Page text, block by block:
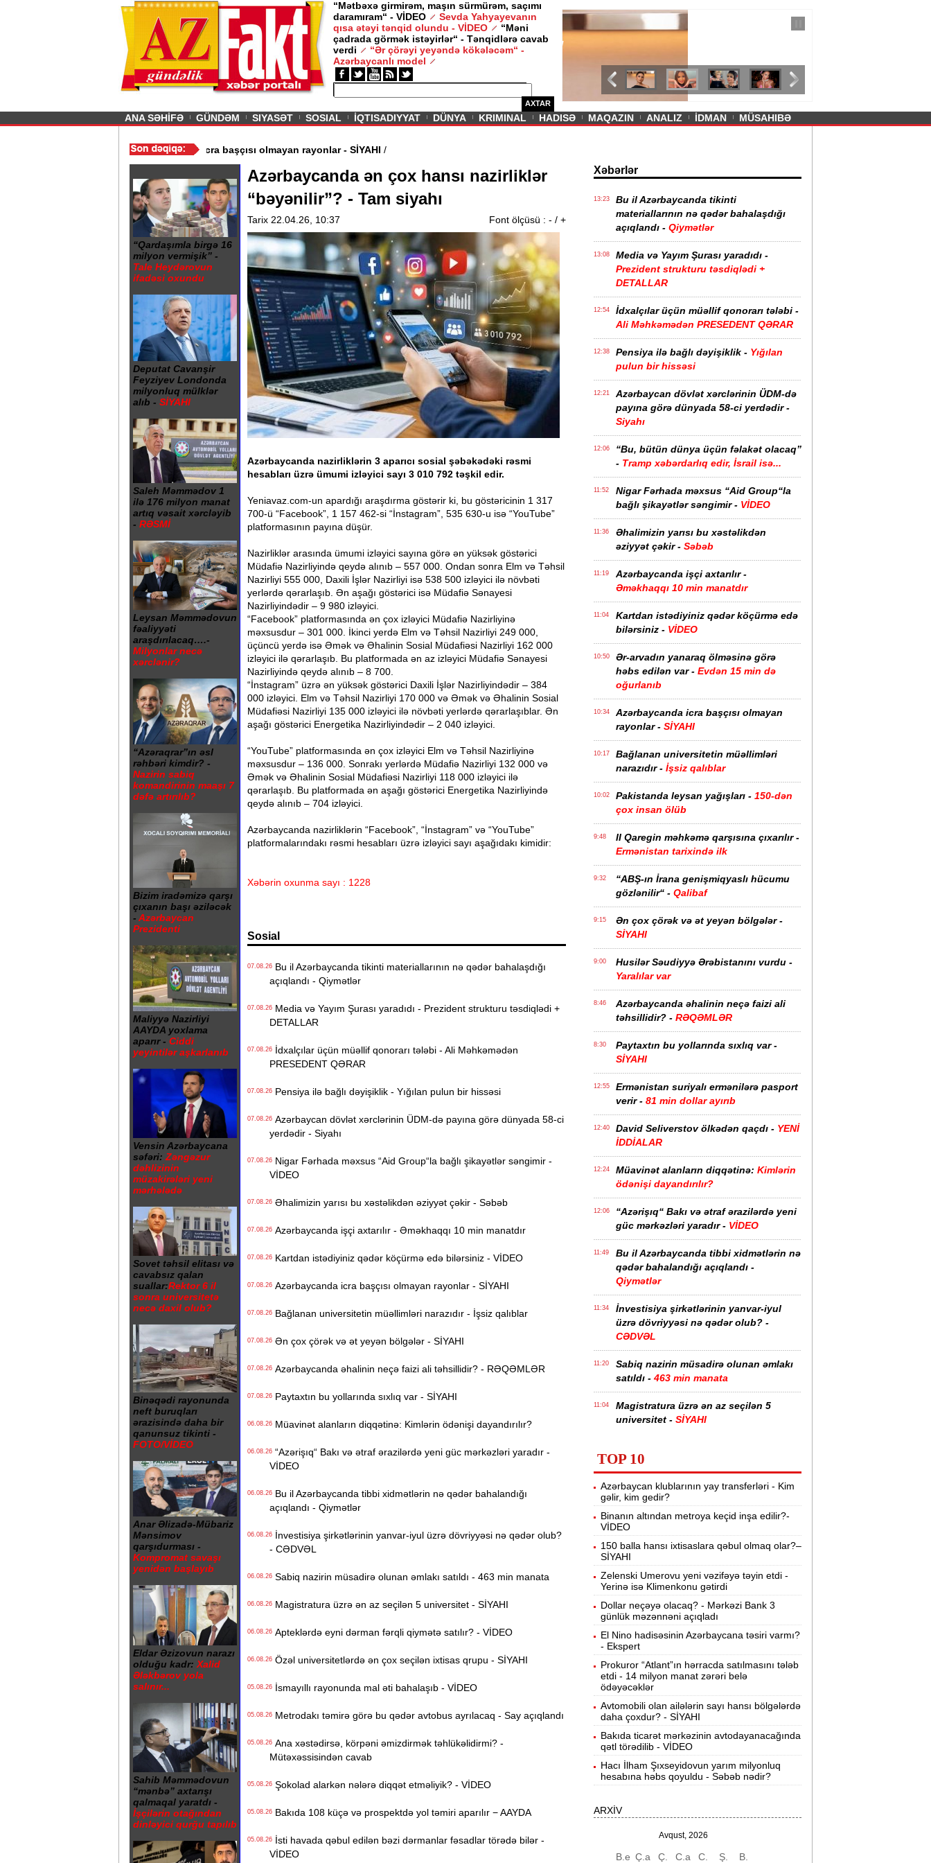
“Mətbəxə girmirəm, maşın sürmürəm, saçımı
daramıram“ - VİDEO
Sevda Yahyayevanın
qısa ətəyi tənqid olundu - VİDEO
“Məni
çadrada görmək istəyirlər“ - Tənqidlərə cavab
verdi
“Ər çörəyi yeyəndə kökələcəm“ -
Azərbaycanlı model
AXTAR
— 11 İyul 2026
Previous
ANA SƏHİFƏ GÜNDƏM SIYASƏT SOSIAL İQTISADIYYAT DÜNYA KRIMINAL HADISƏ MAQAZIN ANALIZ İDMAN MÜSAHIBƏ
var - Evdən 15 min də oğurlanıb/Azərbaycanda icra başçısı olmayan rayonlar - SİYAHI
“Qardaşımla birgə 16
milyon vermişik” -
Tale Heydərovun
ifadəsi oxundu
Deputat Cavanşir
Feyziyev Londonda
milyonluq mülklər
alıb - SİYAHI
Saleh Məmmədov 1
ilə 176 milyon manat
artıq vəsait xərcləyib
- RƏSMİ
Leysan Məmmədovun
fəaliyyəti
araşdırılacaq….-
Milyonlar necə
xərclənir?
“Azəraqrar”ın əsl
rəhbəri kimdir? -
Nazirin sabiq
komandirinin maaşı 7
dəfə artırılıb?
Bizim iradəmizə qarşı
çıxanın başı əziləcək
- Azərbaycan
Prezidenti
Maliyyə Nazirliyi
AAYDA yoxlama
aparır - Ciddi
yeyintilər aşkarlanıb
Vensin Azərbaycana
səfəri: Zəngəzur
dəhlizinin
müzakirələri yeni
mərhələdə
Sovet təhsil elitası və
cavabsız qalan
suallar:Rektor 6 il
sonra universitetə
necə daxil olub?
Binəqədi rayonunda
neft buruqları
ərazisində daha bir
qanunsuz tikinti -
FOTO/VİDEO
Anar Əlizadə-Mübariz
Mənsimov
qarşıdurması -
Kompromat savaşı
yenidən başlayıb
Eldar Əzizovun narazı
olduğu kadr: Xalid
Ələkbərov yola
salınır...
Sahib Məmmədovun
“mənbə” axtarışı
qalmaqal yaratdı -
İşçilərin otağından
dinləyici qurğu tapılıb
Azərbaycanda ən çox hansı nazirliklər
“bəyənilir”? - Tam siyahı
Tarix 22.04.26, 10:37 Font ölçüsü : - / +
Azərbaycanda nazirliklərin 3 aparıcı sosial şəbəkədəki rəsmi
hesabları üzrə ümumi izləyici sayı 3 010 792 təşkil edir.
Yeniavaz.com-un apardığı araşdırma göstərir ki, bu göstəricinin 1 317
700-ü “Facebook”, 1 157 462-si “İnstagram”, 535 630-u isə “YouTube”
platformasının payına düşür.
Nazirliklər arasında ümumi izləyici sayına görə ən yüksək göstərici
Müdafiə Nazirliyində qeydə alınıb – 557 000. Ondan sonra Elm və Təhsil
Nazirliyi 555 000, Daxili İşlər Nazirliyi isə 538 500 izləyici ilə növbəti
yerlərdə qərarlaşıb. Ən aşağı göstərici isə Müdafiə Sənayesi
Nazirliyindədir – 9 980 izləyici.
“Facebook” platformasında ən çox izləyici Müdafiə Nazirliyinə
məxsusdur – 301 000. İkinci yerdə Elm və Təhsil Nazirliyi 249 000,
üçüncü yerdə isə Əmək və Əhalinin Sosial Müdafiəsi Nazirliyi 162 000
izləyici ilə qərarlaşıb. Bu platformada ən az izləyici Müdafiə Sənayesi
Nazirliyində qeydə alınıb – 8 700.
“İnstagram” üzrə ən yüksək göstərici Daxili İşlər Nazirliyindədir – 384
000 izləyici. Elm və Təhsil Nazirliyi 170 000 və Əmək və Əhalinin Sosial
Müdafiəsi Nazirliyi 135 000 izləyici ilə növbəti yerlərdə qərarlaşıblar. Ən
aşağı göstərici Energetika Nazirliyindədir – 2 040 izləyici.
“YouTube” platformasında ən çox izləyici Elm və Təhsil Nazirliyinə
məxsusdur – 136 000. Sonrakı yerlərdə Müdafiə Nazirliyi 132 000 və
Əmək və Əhalinin Sosial Müdafiəsi Nazirliyi 118 000 izləyici ilə
qərarlaşıb. Bu platformada ən aşağı göstərici Energetika Nazirliyində
qeydə alınıb – 704 izləyici.
Azərbaycanda nazirliklərin “Facebook”, “İnstagram” və “YouTube”
platformalarındakı rəsmi hesabları üzrə izləyici sayı aşağıdakı kimidir:
Xəbərin oxunma sayı : 1228
Sosial
07.08.26Bu il Azərbaycanda tikinti materiallarının nə qədər bahalaşdığı
açıqlandı - Qiymətlər
07.08.26Media və Yayım Şurası yaradıdı - Prezident strukturu təsdiqlədi +
DETALLAR
07.08.26İdxalçılar üçün müəllif qonorarı tələbi - Ali Məhkəmədən
PRESEDENT QƏRAR
07.08.26Pensiya ilə bağlı dəyişiklik - Yığılan pulun bir hissəsi
07.08.26Azərbaycan dövlət xərclərinin ÜDM-də payına görə dünyada 58-ci
yerdədir - Siyahı
07.08.26Nigar Fərhada məxsus “Aid Group“la bağlı şikayətlər səngimir -
VİDEO
07.08.26Əhalimizin yarısı bu xəstəlikdən əziyyət çəkir - Səbəb
07.08.26Azərbaycanda işçi axtarılır - Əməkhaqqı 10 min manatdır
07.08.26Kartdan istədiyiniz qədər köçürmə edə bilərsiniz - VİDEO
07.08.26Azərbaycanda icra başçısı olmayan rayonlar - SİYAHI
07.08.26Bağlanan universitetin müəllimləri narazıdır - İşsiz qalıblar
07.08.26Ən çox çörək və ət yeyən bölgələr - SİYAHI
07.08.26Azərbaycanda əhalinin neçə faizi ali təhsillidir? - RƏQƏMLƏR
07.08.26Paytaxtın bu yollarında sıxlıq var - SİYAHI
06.08.26Müavinət alanların diqqətinə: Kimlərin ödənişi dayandırılır?
06.08.26“Azərişıq“ Bakı və ətraf ərazilərdə yeni güc mərkəzləri yaradır -
VİDEO
06.08.26Bu il Azərbaycanda tibbi xidmətlərin nə qədər bahalandığı
açıqlandı - Qiymətlər
06.08.26İnvestisiya şirkətlərinin yanvar-iyul üzrə dövriyyəsi nə qədər olub?
- CƏDVƏL
06.08.26Sabiq nazirin müsadirə olunan əmlakı satıldı - 463 min manata
06.08.26Magistratura üzrə ən az seçilən 5 universitet - SİYAHI
06.08.26Apteklərdə eyni dərman fərqli qiymətə satılır? - VİDEO
06.08.26Özəl universitetlərdə ən çox seçilən ixtisas qrupu - SİYAHI
05.08.26İsmayıllı rayonunda mal əti bahalaşıb - VİDEO
05.08.26Metrodakı təmirə görə bu qədər avtobus ayrılacaq - Say açıqlandı
05.08.26Ana xəstədirsə, körpəni əmizdirmək təhlükəlidirmi? -
Mütəxəssisindən cavab
05.08.26Şokolad alarkən nələrə diqqət etməliyik? - VİDEO
05.08.26Bakıda 108 küçə və prospektdə yol təmiri aparılır − AAYDA
05.08.26İsti havada qəbul edilən bəzi dərmanlar fəsadlar törədə bilər -
VİDEO
Xəbərlər
13:23
Bu il Azərbaycanda tikinti
materiallarının nə qədər bahalaşdığı
açıqlandı - Qiymətlər
13:08
Media və Yayım Şurası yaradıdı -
Prezident strukturu təsdiqlədi +
DETALLAR
12:54
İdxalçılar üçün müəllif qonorarı tələbi -
Ali Məhkəmədən PRESEDENT QƏRAR
12:38 Pensiya ilə bağlı dəyişiklik - Yığılan
pulun bir hissəsi
12:21
Azərbaycan dövlət xərclərinin ÜDM-də
payına görə dünyada 58-ci yerdədir -
Siyahı
12:06
“Bu, bütün dünya üçün fəlakət olacaq”
- Tramp xəbərdarlıq edir, İsrail isə...
11:52
Nigar Fərhada məxsus “Aid Group“la
bağlı şikayətlər səngimir - VİDEO
11:36
Əhalimizin yarısı bu xəstəlikdən
əziyyət çəkir - Səbəb
11:19
Azərbaycanda işçi axtarılır -
Əməkhaqqı 10 min manatdır
11:04
Kartdan istədiyiniz qədər köçürmə edə
bilərsiniz - VİDEO
10:50
Ər-arvadın yanaraq ölməsinə görə
həbs edilən var - Evdən 15 min də
oğurlanıb
10:34
Azərbaycanda icra başçısı olmayan
rayonlar - SİYAHI
10:17
Bağlanan universitetin müəllimləri
narazıdır - İşsiz qalıblar
10:02 Pakistanda leysan yağışları - 150-dən
çox insan ölüb
9:48
II Qaregin məhkəmə qarşısına çıxarılır -
Ermənistan tarixində ilk
9:32
“ABŞ-ın İrana genişmiqyaslı hücumu
gözlənilir“ - Qalibaf
9:15
Ən çox çörək və ət yeyən bölgələr -
SİYAHI
9:00
Husilər Səudiyyə Ərəbistanını vurdu -
Yaralılar var
8:46
Azərbaycanda əhalinin neçə faizi ali
təhsillidir? - RƏQƏMLƏR
8:30
Paytaxtın bu yollarında sıxlıq var -
SİYAHI
12:55
Ermənistan suriyalı ermənilərə pasport
verir - 81 min dollar ayırıb
12:40 David Seliverstov ölkədən qaçdı - YENİ
İDDİALAR
12:24 Müavinət alanların diqqətinə: Kimlərin
ödənişi dayandırılır?
12:06
“Azərişıq“ Bakı və ətraf ərazilərdə yeni
güc mərkəzləri yaradır - VİDEO
11:49
Bu il Azərbaycanda tibbi xidmətlərin nə
qədər bahalandığı açıqlandı -
Qiymətlər
11:34
İnvestisiya şirkətlərinin yanvar-iyul
üzrə dövriyyəsi nə qədər olub? -
CƏDVƏL
11:20
Sabiq nazirin müsadirə olunan əmlakı
satıldı - 463 min manata
11:04
Magistratura üzrə ən az seçilən 5
universitet - SİYAHI
satılır? -
10:32
Restoranın qarşısında kütləvi dava -
Ölən və xəsarət alanlar var
10:18
Nərimanovda yaşayış binasındakı
liftlərin istismarı dayandırıldı -Video
10:02
Azərbaycan nefti ucuzlaşmaqda davam
edir -Yeni qiymət
Ceyhun Bayramov Kiyevdə -
9:30
“Netanyahu ilə aramızda fikir ayrılıqları
olur“ -Cey Di Vens
9:16
ABŞ Mərkəzi Kəşfiyyat İdarəsi gizli
əməliyyat qrupu yaradıb -Kuba üzrə
9:00
Özəl universitetlərdə ən çox seçilən
ixtisas qrupu -SİYAHI
23:55
Məşhurlar instaqramda bunları
paylaşdılar -FOTOLAR
23:47
“ABŞ ilə İsrail İranı 48 saat ərzində ələ
keçirmək istəyirdi“ -Pezeşkian
TOP 10
Azərbaycan klublarının yay transferləri - Kim
gəlir, kim gedir?
Binanın altından metroya keçid inşa edilir?-
VİDEO
150 balla hansı ixtisaslara qəbul olmaq olar?–
SİYAHI
Zelenski Umerovu yeni vəzifəyə təyin etdi -
Yerinə isə Klimenkonu gətirdi
Dollar neçəyə olacaq? - Mərkəzi Bank 3
günlük məzənnəni açıqladı
El Nino hadisəsinin Azərbaycana təsiri varmı?
- Ekspert
Prokuror “Atlant”ın hərracda satılmasını tələb
etdi - 14 milyon manat zərəri belə
ödəyəcəklər
Avtomobili olan ailələrin sayı hansı bölgələrdə
daha çoxdur? - SİYAHI
Bakıda ticarət mərkəzinin avtodayanacağında
qətl törədilib - VİDEO
Hacı İlham Şıxseyidovun yarım milyonluq
hesabına həbs qoyuldu - Səbəb nədir?
ARXİV
Avqust, 2026
B.e Ç.a Ç. C.a C. Ş. B.